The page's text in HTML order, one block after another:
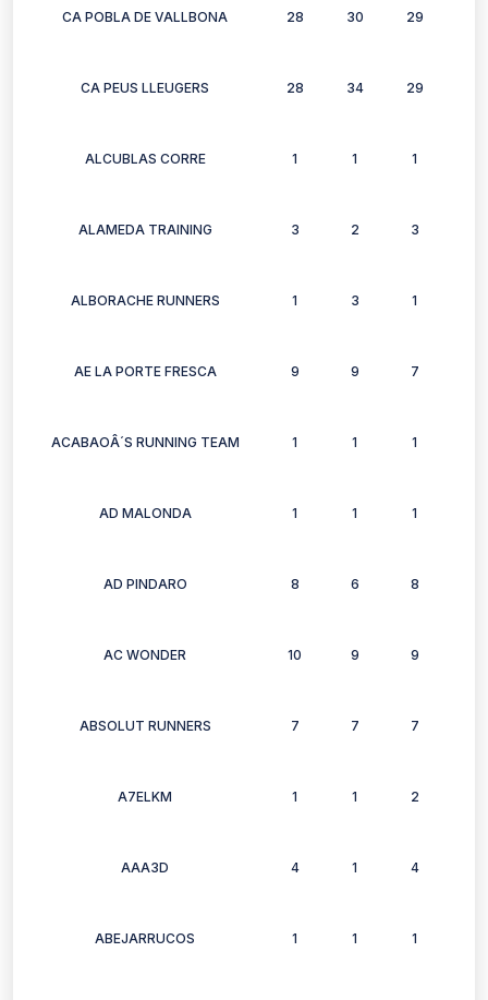
CA POBLA DE VALLBONA 28 30 29
CA PEUS LLEUGERS 28 34 29
ALCUBLAS CORRE 1 1 1
ALAMEDA TRAINING 3 2 3
ALBORACHE RUNNERS 1 3 1
AE LA PORTE FRESCA 9 9 7
ACABAOÂ´S RUNNING TEAM 1 1 1
AD MALONDA 1 1 1
AD PINDARO 8 6 8
AC WONDER 10 9 9
ABSOLUT RUNNERS 7 7 7
A7ELKM 1 1 2
AAA3D 4 1 4
ABEJARRUCOS 1 1 1